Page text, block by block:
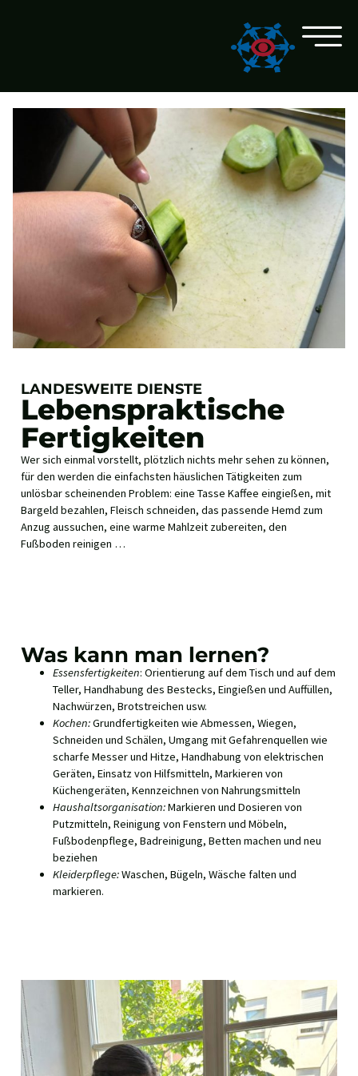
ZUR SUCHE SPRINGEN
ZUM HAUPTMENÜ SPRINGEN
ZUM KALENDER SPRINGEN
CAMBIA LINGUA
LANDESWEITE DIENSTE
Lebenspraktische
Fertigkeiten
Wer sich einmal vorstellt, plötzlich nichts mehr sehen zu können,
für den werden die einfachsten häuslichen Tätigkeiten zum
unlösbar scheinenden Problem: eine Tasse Kaffee eingießen, mit
Bargeld bezahlen, Fleisch schneiden, das passende Hemd zum
Anzug aussuchen, eine warme Mahlzeit zubereiten, den
Fußboden reinigen …
Was kann man lernen?
Essensfertigkeiten: Orientierung auf dem Tisch und auf dem
Teller, Handhabung des Bestecks, Eingießen und Auffüllen,
Nachwürzen, Brotstreichen usw.
Kochen:Grundfertigkeiten wie Abmessen, Wiegen,
Schneiden und Schälen, Umgang mit Gefahrenquellen wie
scharfe Messer und Hitze, Handhabung von elektrischen
Geräten, Einsatz von Hilfsmitteln, Markieren von
Küchengeräten, Kennzeichnen von Nahrungsmitteln
Haushaltsorganisation:Markieren und Dosieren von
Putzmitteln, Reinigung von Fenstern und Möbeln,
Fußbodenpflege, Badreinigung, Betten machen und neu
beziehen
Kleiderpflege:Waschen, Bügeln, Wäsche falten und
markieren.